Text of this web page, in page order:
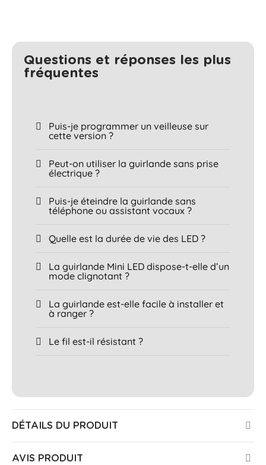
Questions et réponses les plus
fréquentes​
Puis-je programmer un veilleuse sur
cette version ?
Peut-on utiliser la guirlande sans prise
électrique ?
Puis-je éteindre la guirlande sans
téléphone ou assistant vocaux ?
Quelle est la durée de vie des LED ?
La guirlande Mini LED dispose-t-elle d’un
mode clignotant ?
La guirlande est-elle facile à installer et
à ranger ?
Le fil est-il résistant ?
DÉTAILS DU PRODUIT
AVIS PRODUIT